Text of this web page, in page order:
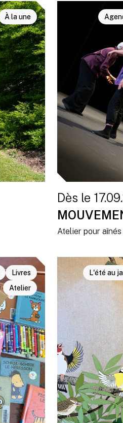
À la une
Dès le
Atelier pour aînés
Livres
Atelier
L'été au